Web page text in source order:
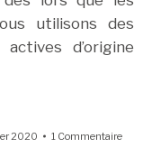
utilisons des
d’origine
2020 1 Commentaire